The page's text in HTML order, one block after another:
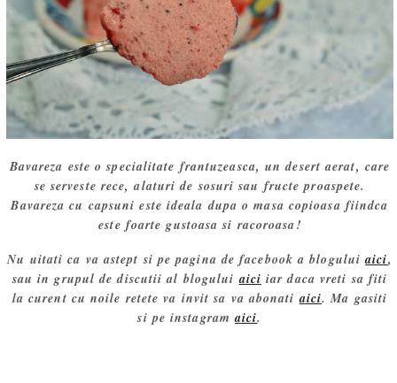
Bavareza este o specialitate frantuzeasca, un desert aerat, care
se serveste rece, alaturi de sosuri sau fructe proaspete.
Bavareza cu capsuni este ideala dupa o masa copioasa fiindca
este foarte gustoasa si racoroasa!
Nu uitati ca va astept si pe pagina de facebook a bloguluiaici,
sau in grupul de discutii al bloguluiaici iar daca vreti sa fiti
la curent cu noile retete va invit sa va abonatiaici. Ma gasiti
si pe instagramaici.